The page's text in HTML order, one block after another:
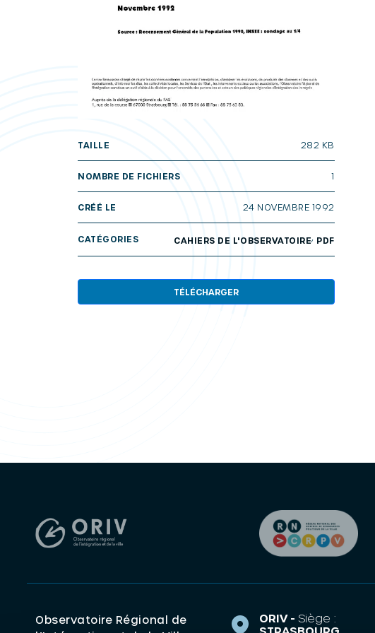
TAILLE 282 KB
NOMBRE DE FICHIERS 1
CRÉÉ LE 24 NOVEMBRE 1992
CATÉGORIES CAHIERS DE L'OBSERVATOIRE, PDF
TÉLÉCHARGER
Observatoire Régional de
ORIV - Siège :